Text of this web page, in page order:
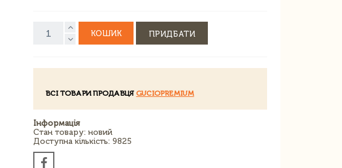
КОШИК ПРИДБАТИ
ВСІ ТОВАРИ ПРОДАВЦЯGUCIOPREMIUM
Інформація
Стан товару: новий
Доступна кількість: 9825